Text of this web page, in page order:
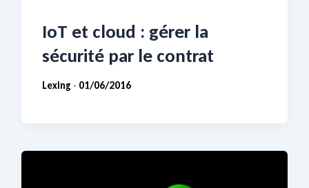
IoT et cloud : gérer la
sécurité par le contrat
Lexing - 01/06/2016